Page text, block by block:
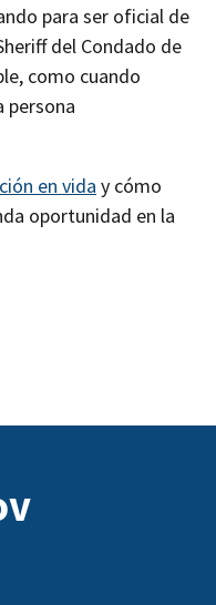
para ser oficial de
del Condado de
como cuando
persona
en vida y cómo
oportunidad en la